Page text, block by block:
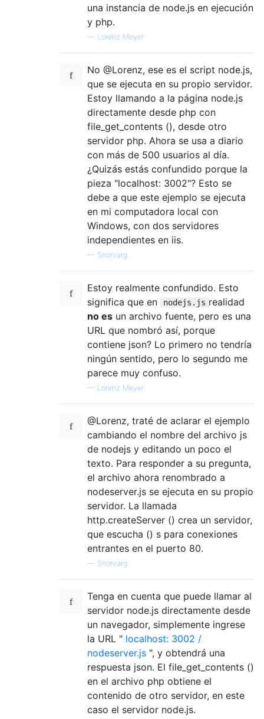
una instancia de node.js en ejecución
y php.
— Lorenz Meyer
No @Lorenz, ese es el script node.js,
que se ejecuta en su propio servidor.
Estoy llamando a la página node.js
directamente desde php con
file_get_contents (), desde otro
servidor php. Ahora se usa a diario
con más de 500 usuarios al día.
¿Quizás estás confundido porque la
pieza "localhost: 3002"? Esto se
debe a que este ejemplo se ejecuta
en mi computadora local con
Windows, con dos servidores
independientes en iis.
— Snorvarg
Estoy realmente confundido. Esto
significa que en
nodejs.js realidad
no es un archivo fuente, pero es una
URL que nombró así, porque
contiene json? Lo primero no tendría
ningún sentido, pero lo segundo me
parece muy confuso.
— Lorenz Meyer
@Lorenz, traté de aclarar el ejemplo
cambiando el nombre del archivo js
de nodejs y editando un poco el
texto. Para responder a su pregunta,
el archivo ahora renombrado a
nodeserver.js se ejecuta en su propio
servidor. La llamada
http.createServer () crea un servidor,
que escucha () s para conexiones
entrantes en el puerto 80.
— Snorvarg
Tenga en cuenta que puede llamar al
servidor node.js directamente desde
un navegador, simplemente ingrese
la URL " localhost: 3002 /
nodeserver.js ", y obtendrá una
respuesta json. El file_get_contents ()
en el archivo php obtiene el
contenido de otro servidor, en este
caso el servidor node.js.